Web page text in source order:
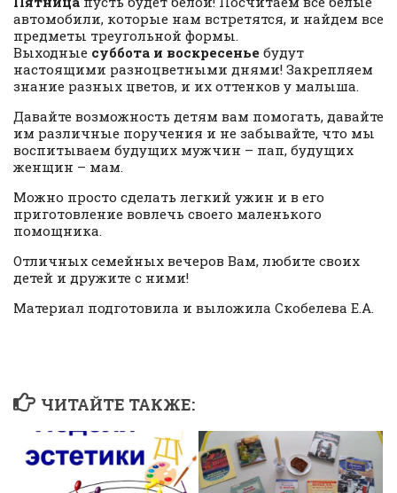
автомобили, которые нам встретятся, и найдем все
предметы треугольной формы.
Выходные суббота и воскресенье будут
настоящими разноцветными днями! Закрепляем
знание разных цветов, и их оттенков у малыша.
Давайте возможность детям вам помогать, давайте
им различные поручения и не забывайте, что мы
воспитываем будущих мужчин – пап, будущих
женщин – мам.
Можно просто сделать легкий ужин и в его
приготовление вовлечь своего маленького
помощника.
Отличных семейных вечеров Вам, любите своих
детей и дружите с ними!
Материал подготовила и выложила Скобелева Е.А.
ЧИТАЙТЕ ТАКЖЕ: